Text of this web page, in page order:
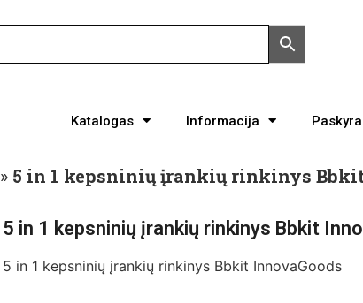
Katalogas Informacija Paskyra
» 5 in 1 kepsninių įrankių rinkinys
5 in 1 kepsninių įrankių rinkinys Bbkit
5 in 1 kepsninių įrankių rinkinys Bbkit InnovaGoods